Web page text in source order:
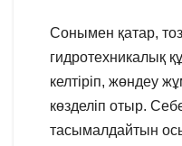
Сонымен қатар,
гидротехникалық
келтіріп, жөндеу
көзделіп отыр.
тасымалдайтын